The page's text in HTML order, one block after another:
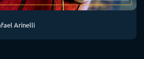
Arinelli